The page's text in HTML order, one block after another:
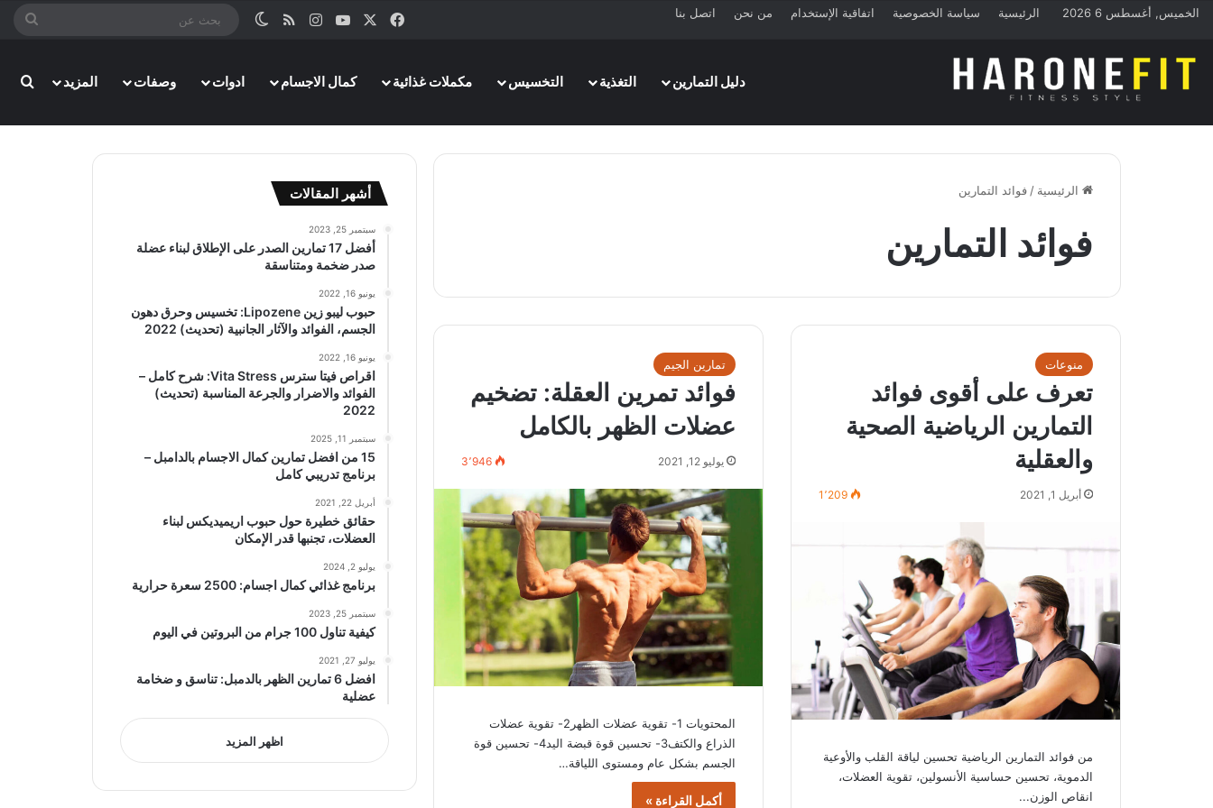
الخميس, أغسطس 6 2026 الرئيسية سياسة الخصوصية اتفاقية الإستخدام من نحن اتصل بنا فيسبوك ‫YouTubeانستقرامملخص الموقع RSS
الوضع المظلم
دليل التمارين
التغذية التخسيس مكملات غذائية كمال الاجسام ادوات وصفات المزيد
الرئيسية / فوائد التمارين
فوائد التمارين
منوعات
تعرف على أقوى فوائد
التمارين الرياضية الصحية
والعقلية
أبريل 1, 2021 1٬209
من فوائد التمارين الرياضية تحسين لياقة القلب والأوعية
الدموية، تحسين حساسية الأنسولين، تقوية العضلات،
انقاص الوزن...
تمارين الجيم
فوائد تمرين العقلة: تضخيم
عضلات الظهر بالكامل
يوليو 12, 2021 3٬946
المحتويات 1- تقوية عضلات الظهر2- تقوية عضلات
الذراع والكتف3- تحسين قوة قبضة اليد4- تحسين قوة
الجسم بشكل عام ومستوى اللياقة…
أكمل القراءة »
أشهر المقالات
سبتمبر 25, 2023
أفضل 17 تمارين الصدر على الإطلاق لبناء عضلة
صدر ضخمة ومتناسقة
يونيو 16, 2022
حبوب ليبو زين Lipozene: تخسيس وحرق دهون
الجسم، الفوائد والآثار الجانبية (تحديث) 2022
يونيو 16, 2022
اقراص فيتا سترس Vita Stress: شرح كامل –
الفوائد والاضرار والجرعة المناسبة (تحديث)
2022
سبتمبر 11, 2025
15 من افضل تمارين كمال الاجسام بالدامبل –
برنامج تدريبي كامل
أبريل 22, 2021
حقائق خطيرة حول حبوب اريميديكس لبناء
العضلات، تجنبها قدر الإمكان
يوليو 2, 2024
برنامج غذائي كمال اجسام: 2500 سعرة حرارية
سبتمبر 25, 2023
كيفية تناول 100 جرام من البروتين في اليوم
يوليو 27, 2021
افضل 6 تمارين الظهر بالدمبل: تناسق و ضخامة
عضلية
اظهر المزيد